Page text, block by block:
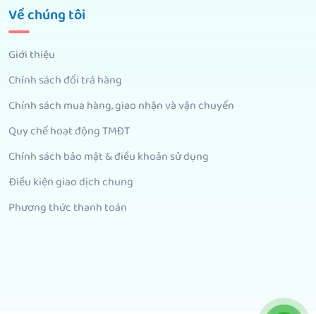
Về chúng tôi
Giới thiệu
Chính sách đổi trả hàng
Chính sách mua hàng, giao nhận và vận chuyển
Quy chế hoạt động TMĐT
Chính sách bảo mật & điều khoản sử dụng
Điều kiện giao dịch chung
Phương thức thanh toán